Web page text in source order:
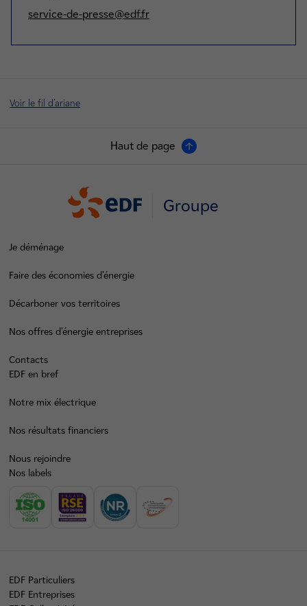
service-de-presse@edf.fr
Voir le fil d'ariane
Haut de page
Groupe
Je déménage
Faire des économies d’énergie
Décarboner vos territoires
Nos offres d’énergie entreprises
Contacts
EDF en bref
Notre mix électrique
Nos résultats financiers
Nous rejoindre
Nos labels
EDF Particuliers
EDF Entreprises